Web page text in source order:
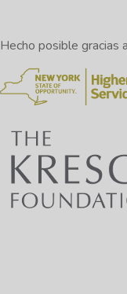
Hecho posible gracias